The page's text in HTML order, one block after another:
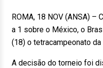
ROMA, 18 NOV (ANSA) –
a 1 sobre o México, o
(18) o tetracampeonato
A decisão do torneio foi